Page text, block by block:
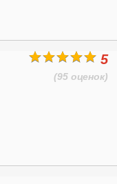
5
(95 оценок)